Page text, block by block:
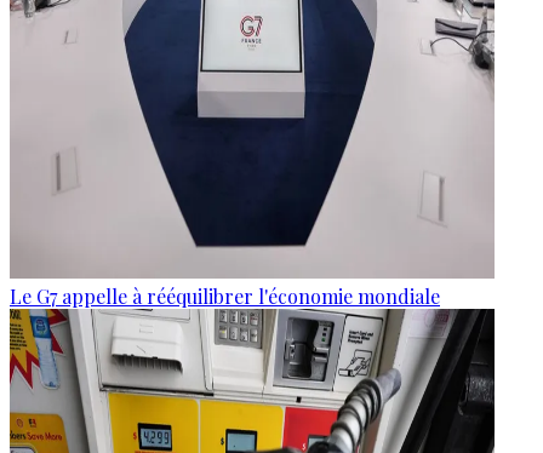
Le G7 appelle à rééquilibrer l'économie mondiale